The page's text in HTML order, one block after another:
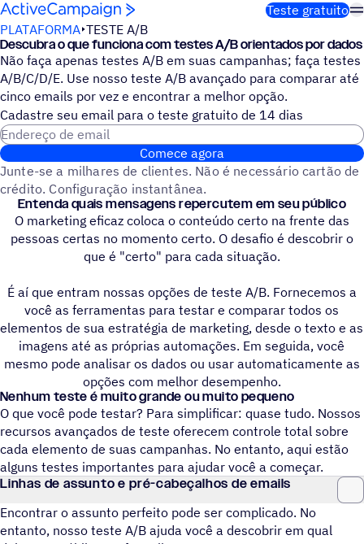
Pular para o conteúdo
Teste gratuito
PLATAFORMA TESTE A/B
Descubra o que funciona com testes A/B orientados por dados
Não faça apenas testes A/B em suas campanhas; faça testes
A/B/C/D/E. Use nosso teste A/B avançado para comparar até
cinco emails por vez e encontrar a melhor opção.
Cadastre seu email para o teste gratuito de 14 dias
Endereço de email
Comece agora
Junte-se a milhares de clientes. Não é necessário cartão de
crédito. Configuração instantânea.
Entenda quais mensagens repercutem em seu público
O marketing eficaz coloca o conteúdo certo na frente das
pessoas certas no momento certo. O desafio é descobrir o
que é "certo" para cada situação.
É aí que entram nossas opções de teste A/B. Fornecemos a
você as ferramentas para testar e comparar todos os
elementos de sua estratégia de marketing, desde o texto e as
imagens até as próprias automações. Em seguida, você
mesmo pode analisar os dados ou usar automaticamente as
opções com melhor desempenho.
Nenhum teste é muito grande ou muito pequeno
O que você pode testar? Para simplificar: quase tudo. Nossos
recursos avançados de teste oferecem controle total sobre
cada elemento de suas campanhas. No entanto, aqui estão
alguns testes importantes para ajudar você a começar.
Linhas de assunto e pré-cabeçalhos de emails
Encontrar o assunto perfeito pode ser complicado. No
entanto, nosso teste A/B ajuda você a descobrir em qual